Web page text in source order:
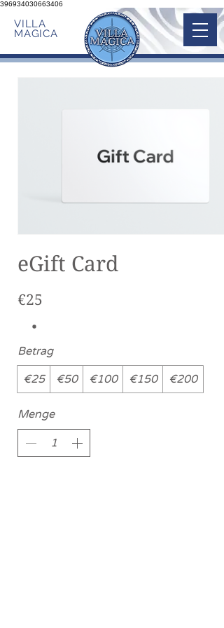
396934030663406
VILLA
MAGICA
eGift Card
€25
Betrag
€25
€50 €100 €150 €200
Menge